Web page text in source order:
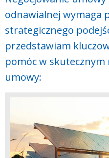
odnawialnej wymaga
strategicznego
przedstawiam
pomóc w
umowy: